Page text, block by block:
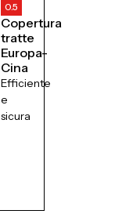
0.5
Copertura
tratte
Europa-
Cina
Efficiente
e
sicura